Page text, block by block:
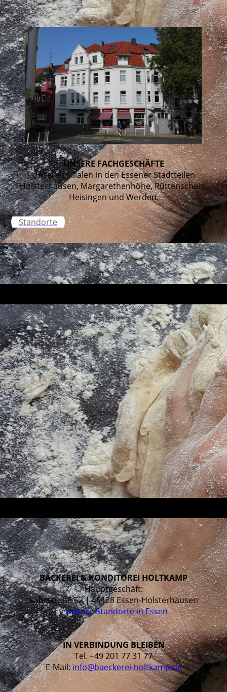
UNSERE FACHGESCHÄFTE
Unseren Filialen in den Essener Stadtteilen
Holsterhausen, Margarethenhöhe, Rüttenscheid,
Heisingen und Werden.
Standorte
BÄCKEREI & KONDITOREI HOLTKAMP
Hauptgeschäft:
Kahrstraße 62 | 45128 Essen-Holsterhausen
»weitere Standorte in Essen
IN VERBINDUNG BLEIBEN
Tel. +49 201 77 31 77
E-Mail:info@baeckerei-holtkamp.de